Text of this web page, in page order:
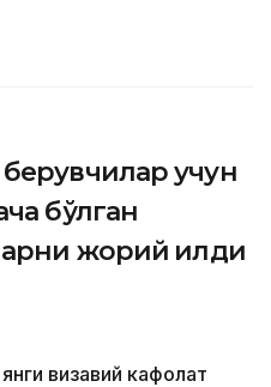
учун
бўлган
жорий қилди
визавий кафолат